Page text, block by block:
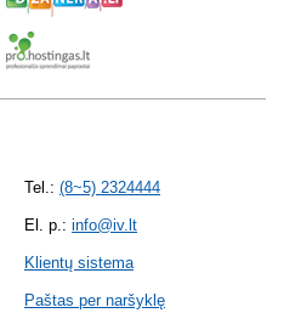
Tel.: (8~5) 2324444
El. p.: info@iv.lt
Klientų sistema
Paštas per naršyklę